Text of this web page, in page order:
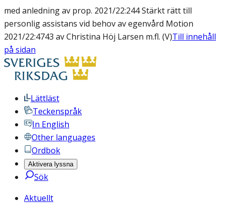
med anledning av prop. 2021/22:244 Stärkt rätt till
personlig assistans vid behov av egenvård Motion
2021/22:4743 av Christina Höj Larsen m.fl. (V)Till innehåll
på sidan
Lättläst
Teckenspråk
In English
Other languages
Ordbok
Aktivera lyssna
Sök
Aktuellt